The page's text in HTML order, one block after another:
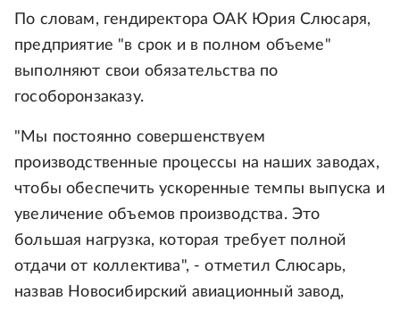
По словам, гендиректора ОАК Юрия Слюсаря,
предприятие "в срок и в полном объеме"
выполняют свои обязательства по
гособоронзаказу.
"Мы постоянно совершенствуем
производственные процессы на наших заводах,
чтобы обеспечить ускоренные темпы выпуска и
увеличение объемов производства. Это
большая нагрузка, которая требует полной
отдачи от коллектива", - отметил Слюсарь,
назвав Новосибирский авиационный завод,